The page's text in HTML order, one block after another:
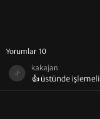
Yorumlar 10
kakajan
👍 üstünde işlemeli